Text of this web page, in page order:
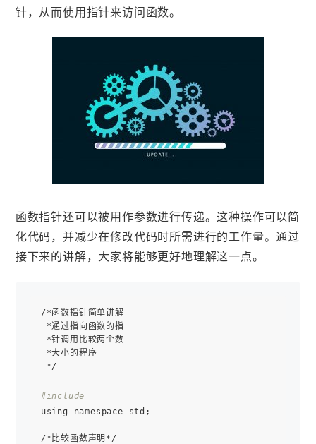
针，从而使用指针来访问函数。
函数指针还可以被用作参数进行传递。这种操作可以简
化代码，并减少在修改代码时所需进行的工作量。通过
接下来的讲解，大家将能够更好地理解这一点。
/*函数指针简单讲解
*通过指向函数的指
*针调用比较两个数
*大小的程序
*/
#include
using namespace std;
/*比较函数声明*/